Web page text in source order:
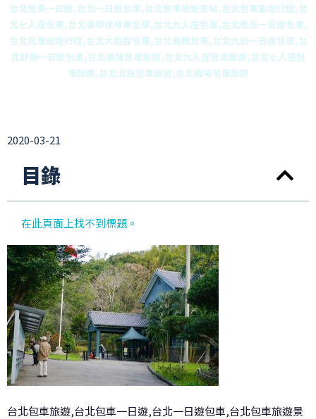
台北包車一日遊,台北一日遊包車,台北包車旅遊景點,台北包車旅遊行程,台
北七人座包車,台北豪華保母車包車,台北九人座包車,台北老街一日遊包車,
台北包車旅遊行程,台北大蹈程包車,台北商務包車,台北九份一日遊包車,台
北野柳一日遊包車,台北基隆包車旅遊,台北九人座包車旅遊,台北七人座包
車旅遊,台北北投包車旅遊,台北機場包車旅遊
2020-03-21
目錄
在此頁面上找不到標題。
台北包車旅遊,台北包車一日遊,台北一日遊包車,台北包車旅遊景